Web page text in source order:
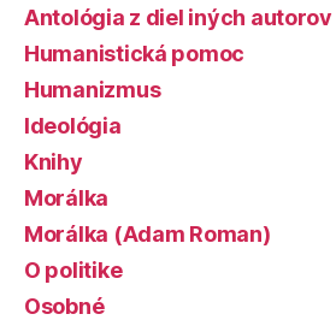
Antológia z diel iných autorov
Humanistická pomoc
Humanizmus
Ideológia
Knihy
Morálka
Morálka (Adam Roman)
O politike
Osobné